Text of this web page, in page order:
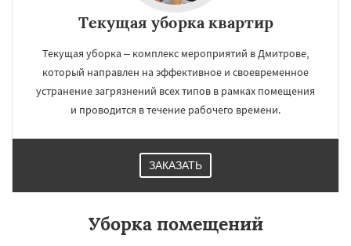
Текущая уборка квартир
Текущая уборка – комплекс мероприятий в Дмитрове,
который направлен на эффективное и своевременное
устранение загрязнений всех типов в рамках помещения
и проводится в течение рабочего времени.
ЗАКАЗАТЬ
Уборка помещений